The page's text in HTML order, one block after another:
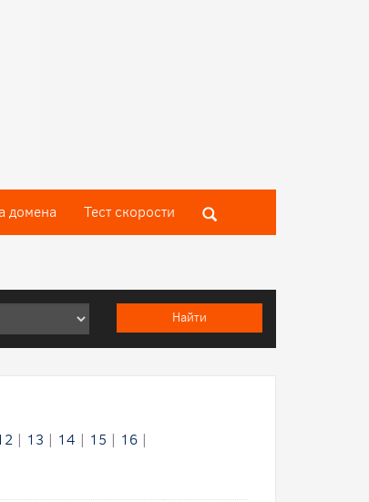
домена Тест скороcти
| 13 | 14 | 15 | 16|